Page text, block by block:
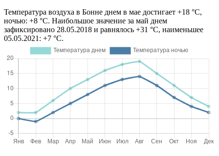
Температура воздуха в Бонне днем в мае достигает +18 °C,
ночью: +8 °C. Наибольшое значение за май днем
зафиксировано 28.05.2018 и равнялось +31 °C, наименьшее
05.05.2021: +7 °C.